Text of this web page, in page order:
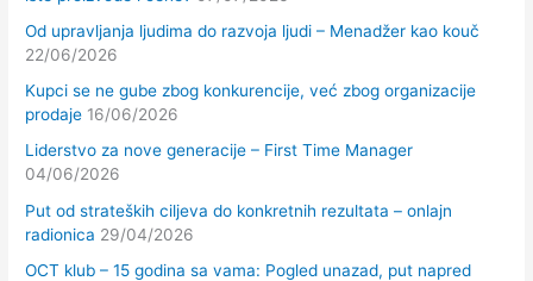
Od upravljanja ljudima do razvoja ljudi – Menadžer kao kouč
22/06/2026
Kupci se ne gube zbog konkurencije, već zbog organizacije
prodaje 16/06/2026
Liderstvo za nove generacije – First Time Manager
04/06/2026
Put od strateških ciljeva do konkretnih rezultata – onlajn
radionica 29/04/2026
OCT klub – 15 godina sa vama: Pogled unazad, put napred